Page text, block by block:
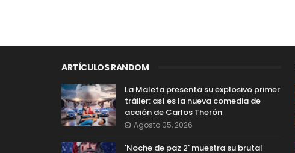
ARTÍCULOS RANDOM
La Maleta presenta su explosivo primer
tráiler: así es la nueva comedia de
acción de Carlos Therón
Agosto 05, 2026
'Noche de paz 2' muestra su brutal